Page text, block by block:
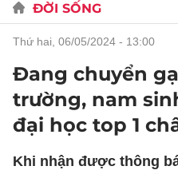
ĐỜI SỐNG
thứ hai, 06/05/2024 - 13:00
Đang chuyển
trường, nam
đại học top 1
Khi nhận được thông